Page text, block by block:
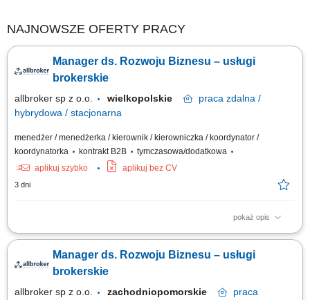
NAJNOWSZE OFERTY PRACY
Manager ds. Rozwoju Biznesu – usługi
brokerskie
allbroker sp z o.o. wielkopolskie praca zdalna /
hybrydowa / stacjonarna
menedżer / menedżerka / kierownik / kierowniczka / koordynator /
koordynatorka
kontrakt B2B
tymczasowa/dodatkowa
aplikuj szybko
aplikuj bez CV
3 dni
pokaż opis
Opis stanowiska Aktywne wyszukiwanie przedsiębiorstw
pierwszego kontaktu z właścicielami, członkami zarządów, dyrektorami
finansowymi, osobami odpowiedzialnymi za ubezpieczenia oraz innymi
Manager ds. Rozwoju Biznesu – usługi
brokerskie
allbroker sp z o.o. zachodniopomorskie
praca